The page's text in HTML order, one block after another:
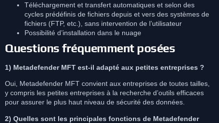
Téléchargement et transfert automatiques et selon des
cycles prédéfinis de fichiers depuis et vers des systèmes de
fichiers (FTP, etc.), sans intervention de l’utilisateur
Possibilité d’installation dans le nuage
Questions fréquemment posées
1) Metadefender MFT est-il adapté aux petites entreprises ?
Oui, Metadefender MFT convient aux entreprises de toutes tailles,
y compris les petites entreprises à la recherche d’outils efficaces
pour assurer le plus haut niveau de sécurité des données.
2) Quelles sont les principales fonctions de Metadefender